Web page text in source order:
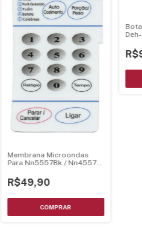
Membrana Microondas
Para Nn5557Bk / Nn4557
R$49,90